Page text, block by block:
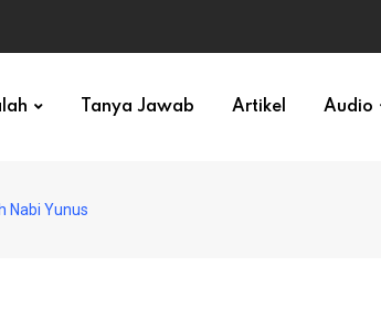
Tanya Jawab Artikel Audio
Nabi Yunus